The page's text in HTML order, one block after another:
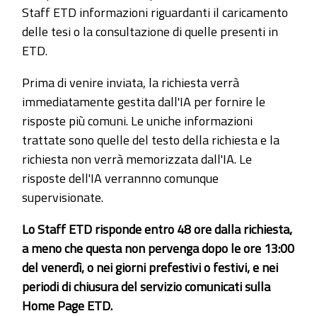
Staff ETD informazioni riguardanti il caricamento
delle tesi o la consultazione di quelle presenti in
ETD.
Prima di venire inviata, la richiesta verrà
immediatamente gestita dall'IA per fornire le
risposte più comuni. Le uniche informazioni
trattate sono quelle del testo della richiesta e la
richiesta non verrà memorizzata dall'IA. Le
risposte dell'IA verrannno comunque
supervisionate.
Lo Staff ETD risponde entro 48 ore dalla richiesta,
a meno che questa non pervenga dopo le ore 13:00
del venerdì, o nei giorni prefestivi o festivi, e nei
periodi di chiusura del servizio comunicati sulla
Home Page ETD.